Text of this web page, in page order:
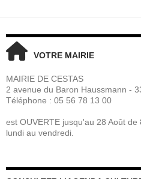
VOTRE MAIRIE
MAIRIE DE CESTAS
2 avenue du Baron Haussmann -
Téléphone : 05 56 78 13 00
est OUVERTE jusqu'au 28 Août
lundi au vendredi.